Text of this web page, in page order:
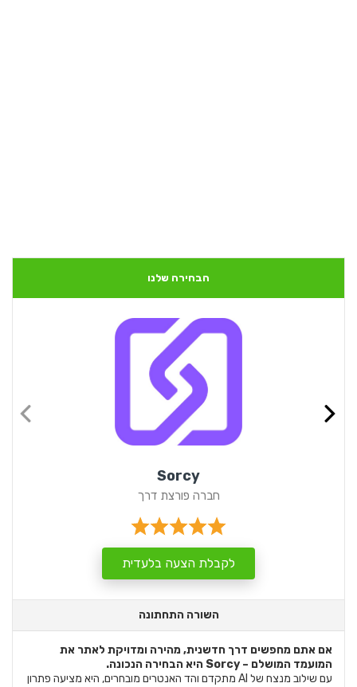
הבחירה שלנו
Sorcy
חברה פורצת דרך
לקבלת הצעה בלעדית
השורה התחתונה
אם אתם מחפשים דרך חדשנית, מהירה ומדויקת לאתר את
המועמד המושלם – Sorcy היא הבחירה הנכונה.
עם שילוב מנצח של AI מתקדם והד האנטרים מובחרים, היא מציעה פתרון